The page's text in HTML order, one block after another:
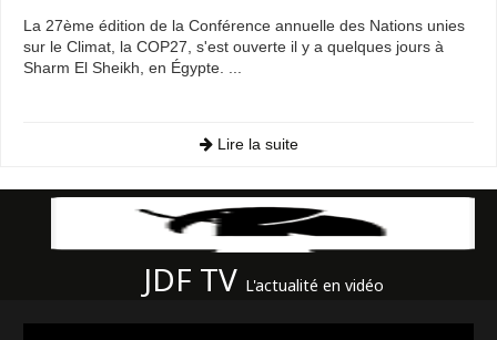
La 27ème édition de la Conférence annuelle des Nations unies
sur le Climat, la COP27, s'est ouverte il y a quelques jours à
Sharm El Sheikh, en Égypte. ...
Lire la suite
JDF TV L'actualité en vidéo